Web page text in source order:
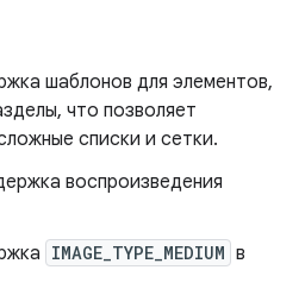
шаблонов для элементов,
что позволяет
списки и сетки.
воспроизведения
IMAGE_TYPE_MEDIUM в